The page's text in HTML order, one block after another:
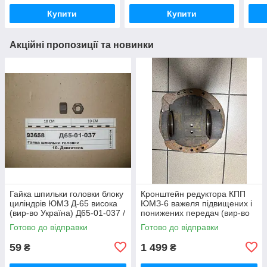
Купити Купити
Акційні пропозиції та новинки
Гайка шпильки головки блоку
циліндрів ЮМЗ Д-65 висока
(вир-во Україна) Д65-01-037 /
Д65-01-037-А
Готово до відправки
59 ₴
Кронштейн редуктора КПП
ЮМЗ-6 важеля підвищених і
понижених передач (вир-во
ЮМЗ) 40-1701456 / 40-
1701456-А
Готово до відправки
1 499 ₴